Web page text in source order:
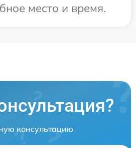
место и время.
консультацию